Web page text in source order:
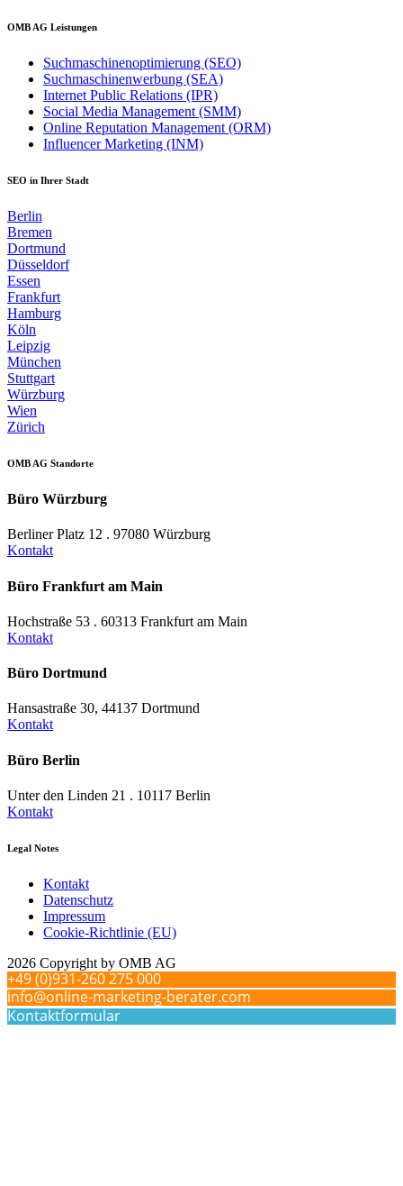
OMB AG Leistungen
Suchmaschinenoptimierung (SEO)
Suchmaschinenwerbung (SEA)
Internet Public Relations (IPR)
Social Media Management (SMM)
Online Reputation Management (ORM)
Influencer Marketing (INM)
SEO in Ihrer Stadt
Berlin
Bremen
Dortmund
Düsseldorf
Essen
Frankfurt
Hamburg
Köln
Leipzig
München
Stuttgart
Würzburg
Wien
Zürich
OMB AG Standorte
Büro Würzburg
Berliner Platz 12 . 97080 Würzburg
Kontakt
Büro Frankfurt am Main
Hochstraße 53 . 60313 Frankfurt am Main
Kontakt
Büro Dortmund
Hansastraße 30, 44137 Dortmund
Kontakt
Büro Berlin
Unter den Linden 21 . 10117 Berlin
Kontakt
Legal Notes
Kontakt
Datenschutz
Impressum
Cookie-Richtlinie (EU)
2026 Copyright by OMB AG
+49 (0)931-260 275 000
info@online-marketing-berater.com
Kontaktformular